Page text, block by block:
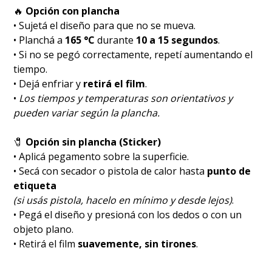
🔥 Opción con plancha
• Sujetá el diseño para que no se mueva.
• Planchá a 165 °C durante 10 a 15 segundos.
• Si no se pegó correctamente, repetí aumentando el
tiempo.
• Dejá enfriar y retirá el film.
• Los tiempos y temperaturas son orientativos y
pueden variar según la plancha.
🧷 Opción sin plancha (Sticker)
• Aplicá pegamento sobre la superficie.
• Secá con secador o pistola de calor hasta punto de
etiqueta
(si usás pistola, hacelo en mínimo y desde lejos).
• Pegá el diseño y presioná con los dedos o con un
objeto plano.
• Retirá el film suavemente, sin tirones.